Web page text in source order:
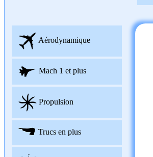
Aérodynamique
Mach 1 et plus
Propulsion
Trucs en plus